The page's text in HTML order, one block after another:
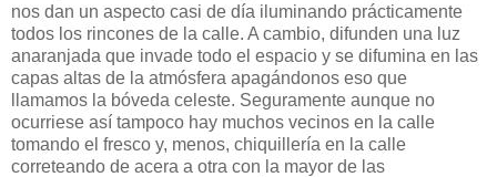
nos dan un aspecto casi de día iluminando prácticamente
todos los rincones de la calle. A cambio, difunden una luz
anaranjada que invade todo el espacio y se difumina en las
capas altas de la atmósfera apagándonos eso que
llamamos la bóveda celeste. Seguramente aunque no
ocurriese así tampoco hay muchos vecinos en la calle
tomando el fresco y, menos, chiquillería en la calle
correteando de acera a otra con la mayor de las